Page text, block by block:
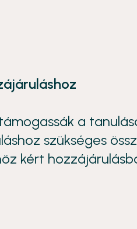
a
szükséges
kért